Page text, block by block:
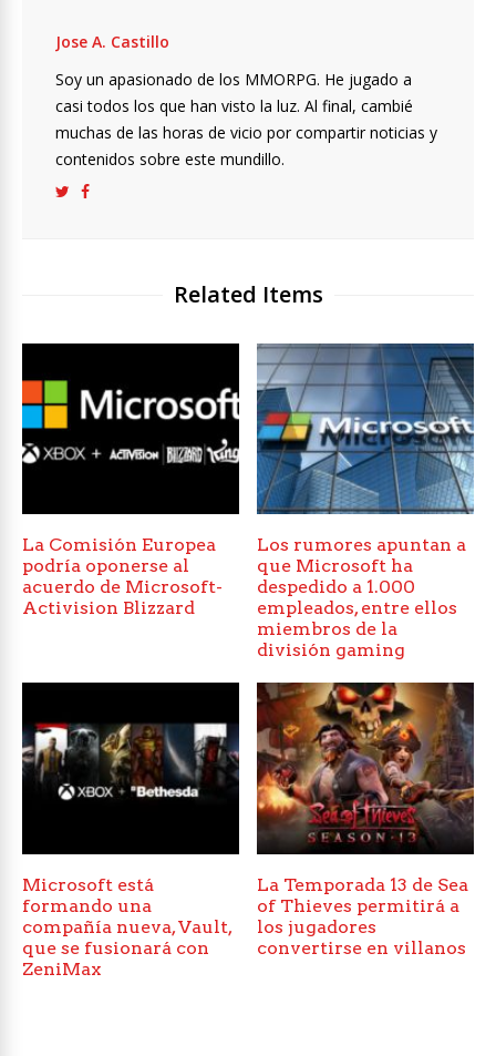
Jose A. Castillo
Soy un apasionado de los MMORPG. He jugado a
casi todos los que han visto la luz. Al final, cambié
muchas de las horas de vicio por compartir noticias y
contenidos sobre este mundillo.
Related Items
La Comisión Europea
podría oponerse al
acuerdo de Microsoft-
Activision Blizzard
Los rumores apuntan a
que Microsoft ha
despedido a 1.000
empleados, entre ellos
miembros de la
división gaming
Microsoft está
formando una
compañía nueva, Vault,
que se fusionará con
ZeniMax
La Temporada 13 de Sea
of Thieves permitirá a
los jugadores
convertirse en villanos